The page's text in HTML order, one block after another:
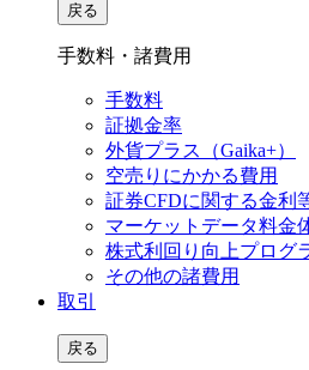
戻る
手数料・諸費用
手数料
証拠金率
外貨プラス（Gaika+）
空売りにかかる費用
証券CFDに関する金利
マーケットデータ料金
株式利回り向上プログ
その他の諸費用
取引
戻る